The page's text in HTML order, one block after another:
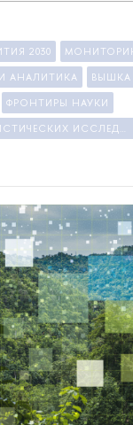
2030
АНАЛИТИКА ЫШКА
ФРОНТИРЫ НАУКИ